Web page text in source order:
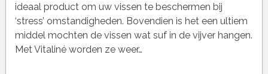
ideaal product om uw vissen te beschermen bij
‘stress’ omstandigheden. Bovendien is het een ultiem
middel mochten de vissen wat suf in de vijver hangen.
Met Vitaliné worden ze weer…